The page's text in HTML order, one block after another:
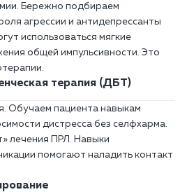
Бережно подбираем
агрессии и антидепрессанты
использоваться мягкие
общей импульсивности. Это
терапия (ДБТ)
Обучаем пациента навыкам
дистресса без селфхарма.
лечения ПРЛ. Навыки
помогают наладить контакт